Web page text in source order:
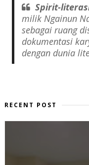
Spirit-
milik Ngainun
sebagai ruang
dokumentasi
dengan dunia
RECENT POST